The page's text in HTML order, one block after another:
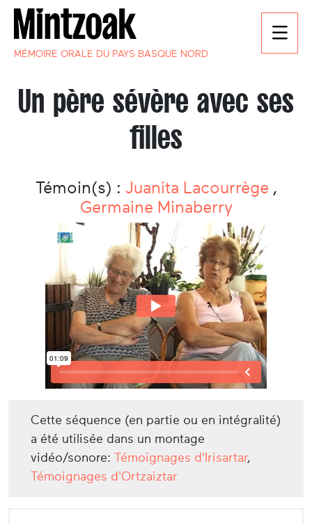
MÉMOIRE ORALE DU PAYS BASQUE NORD
Un père sévère avec ses
filles
Témoin(s) : Juanita Lacourrège ,
Germaine Minaberry
Cette séquence (en partie ou en intégralité)
a été utilisée dans un montage
vidéo/sonore: Témoignages d'Irisartar,
Témoignages d'Ortzaiztar